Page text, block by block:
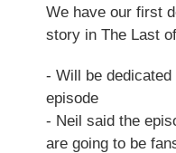
We have our first
story in The Last
- Will be
episode
- Neil said the
are going to be